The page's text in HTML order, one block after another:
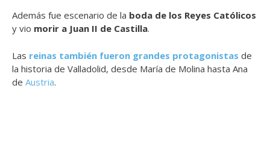
Además fue escenario de la boda de los Reyes Católicos
y vio morir a Juan II de Castilla.
Las reinas también fueron grandes protagonistas de
la historia de Valladolid, desde María de Molina hasta Ana
de Austria.